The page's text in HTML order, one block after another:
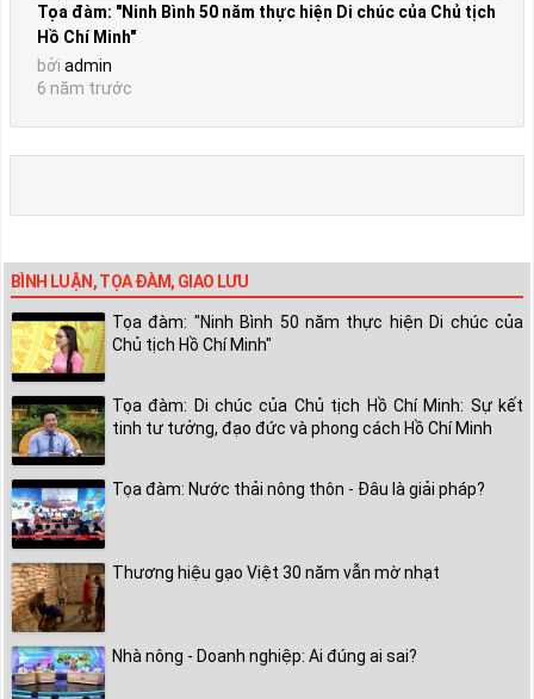
Tọa đàm: "Ninh Bình 50 năm thực hiện Di chúc của Chủ tịch
Hồ Chí Minh"
bởi admin
6 năm trước
BÌNH LUẬN, TỌA ĐÀM, GIAO LƯU
Tọa đàm: "Ninh Bình 50 năm thực hiện Di chúc của
Chủ tịch Hồ Chí Minh"
Tọa đàm: Di chúc của Chủ tịch Hồ Chí Minh: Sự kết
tinh tư tưởng, đạo đức và phong cách Hồ Chí Minh
Tọa đàm: Nước thải nông thôn - Đâu là giải pháp?
Thương hiệu gạo Việt 30 năm vẫn mờ nhạt
Nhà nông - Doanh nghiệp: Ai đúng ai sai?